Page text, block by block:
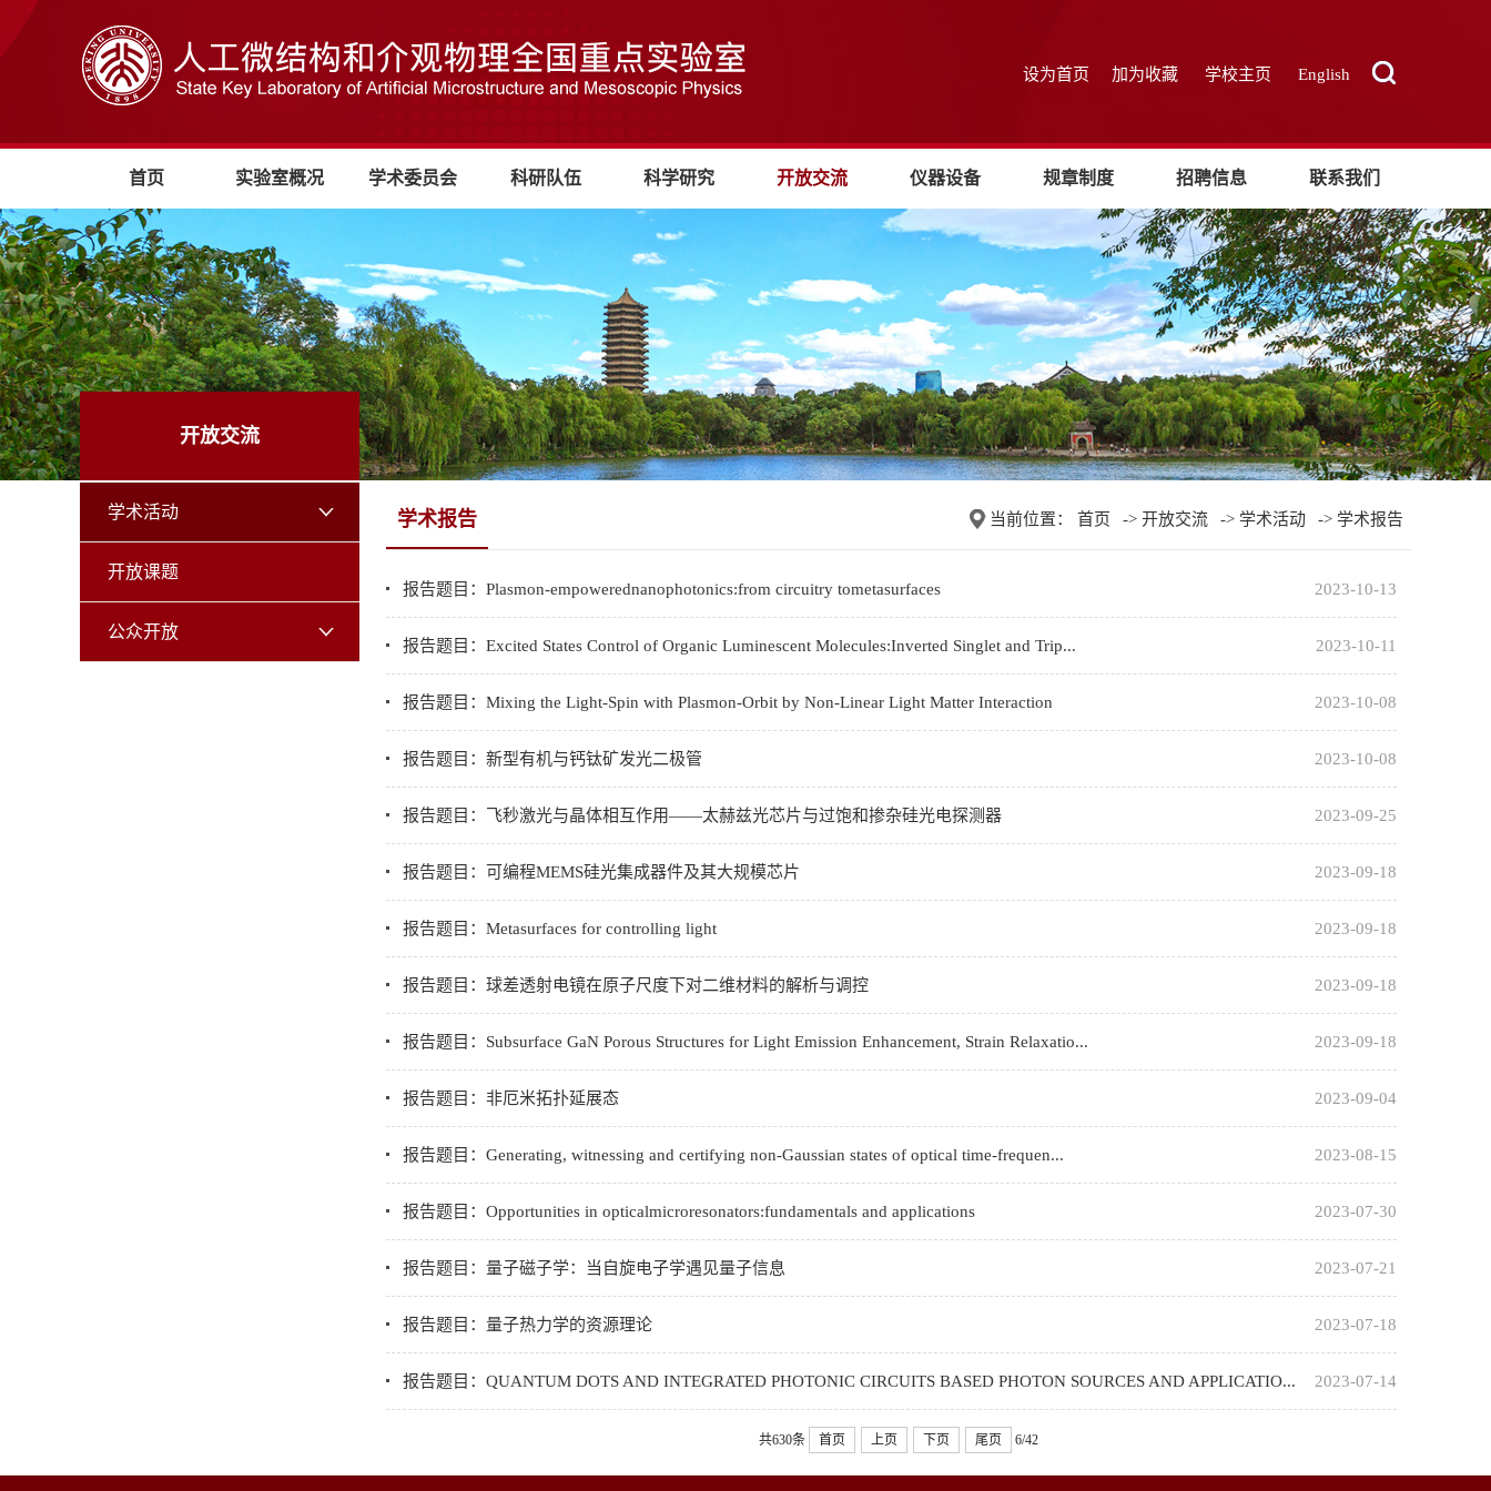
设为首页 加为收藏 学校主页 English
首页 实验室概况 学术委员会 科研队伍 科学研究 开放交流 仪器设备 规章制度 招聘信息 联系我们
开放交流
学术活动
开放课题
公众开放
学术报告 当前位置： 首页 -> 开放交流 -> 学术活动 -> 学术报告
2023-10-13
报告题目：Plasmon-empowerednanophotonics:from circuitry tometasurfaces
2023-10-11
报告题目：Excited States Control of Organic Luminescent Molecules:Inverted Singlet and Trip...
2023-10-08
报告题目：Mixing the Light-Spin with Plasmon-Orbit by Non-Linear Light Matter Interaction
2023-10-08
报告题目：新型有机与钙钛矿发光二极管
2023-09-25
报告题目：飞秒激光与晶体相互作用——太赫兹光芯片与过饱和掺杂硅光电探测器
2023-09-18
报告题目：可编程MEMS硅光集成器件及其大规模芯片
2023-09-18
报告题目：Metasurfaces for controlling light
2023-09-18
报告题目：球差透射电镜在原子尺度下对二维材料的解析与调控
2023-09-18
报告题目：Subsurface GaN Porous Structures for Light Emission Enhancement, Strain Relaxatio...
2023-09-04
报告题目：非厄米拓扑延展态
2023-08-15
报告题目：Generating, witnessing and certifying non-Gaussian states of optical time-frequen...
2023-07-30
报告题目：Opportunities in opticalmicroresonators:fundamentals and applications
2023-07-21
报告题目：量子磁子学：当自旋电子学遇见量子信息
2023-07-18
报告题目：量子热力学的资源理论
2023-07-14
报告题目：QUANTUM DOTS AND INTEGRATED PHOTONIC CIRCUITS BASED PHOTON SOURCES AND APPLICATIO...
共630条 首页 上页 下页 尾页 6/42